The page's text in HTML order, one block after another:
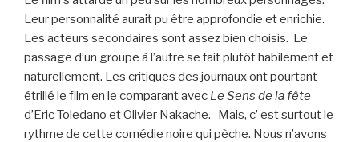
Leur personnalité aurait pu être approfondie et enrichie.
Les acteurs secondaires sont assez bien choisis. Le
passage d’un groupe à l’autre se fait plutôt habilement et
naturellement. Les critiques des journaux ont pourtant
étrillé le film en le comparant avec Le Sens de la fête
d’Eric Toledano et Olivier Nakache. Mais, c’ est surtout le
rythme de cette comédie noire qui pèche. Nous n’avons